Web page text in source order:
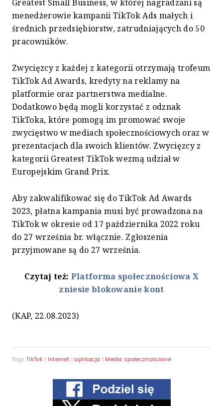
Greatest Small Business, w której nagradzani są
menedżerowie kampanii TikTok Ads małych i
średnich przedsiębiorstw, zatrudniających do 50
pracowników.
Zwycięzcy z każdej z kategorii otrzymają trofeum
TikTok Ad Awards, kredyty na reklamy na
platformie oraz partnerstwa medialne.
Dodatkowo będą mogli korzystać z odznak
TikToka, które pomogą im promować swoje
zwycięstwo w mediach społecznościowych oraz w
prezentacjach dla swoich klientów. Zwycięzcy z
kategorii Greatest TikTok wezmą udział w
Europejskim Grand Prix.
Aby zakwalifikować się do TikTok Ad Awards
2023, płatna kampania musi być prowadzona na
TikTok w okresie od 17 października 2022 roku
do 27 września br. włącznie. Zgłoszenia
przyjmowane są do 27 września.
Czytaj też: Platforma społecznościowa X
zniesie blokowanie kont
(KAP, 22.08.2023)
Tagi: TikTok | Internet |aplikacja | Media społecznościowe